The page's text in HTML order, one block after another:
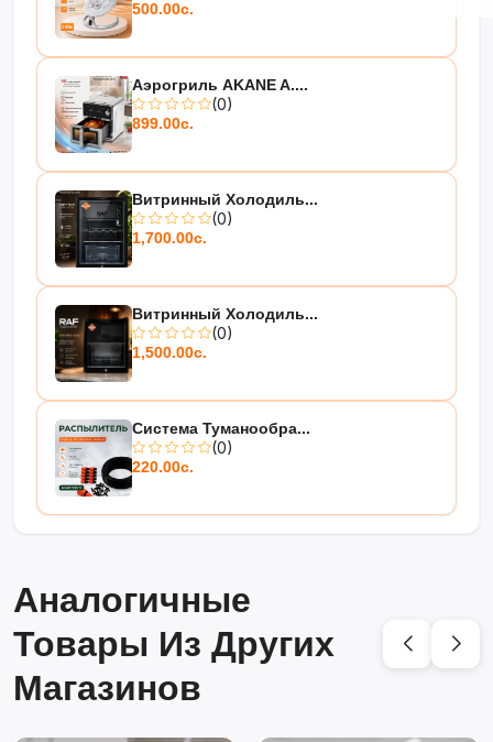
500.00с.
Аэрогриль AKANE A....
(0)
899.00с.
Витринный Холодиль...
(0)
1,700.00с.
Витринный Холодиль...
(0)
1,500.00с.
Система Туманообра...
(0)
220.00с.
Аналогичные
Товары Из Других
Магазинов